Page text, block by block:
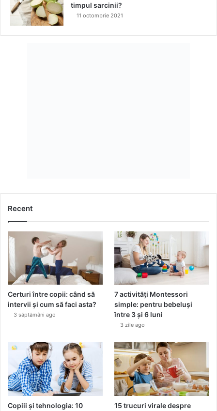
timpul sarcinii?
11 octombrie 2021
Recent
Certuri între copii: când să
intervii și cum să faci asta?
3 săptămâni ago
7 activități Montessori
simple: pentru bebeluși
între 3 și 6 luni
3 zile ago
Copiii și tehnologia: 10 15 trucuri virale despre